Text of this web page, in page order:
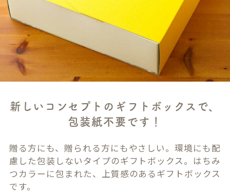
新しいコンセプトのギフトボックスで、
包装紙不要です！
贈る方にも、贈られる方にもやさしい。環境にも配
慮した包装しないタイプのギフトボックス。はちみ
つカラーに包まれた、上質感のあるギフトボックス
です。